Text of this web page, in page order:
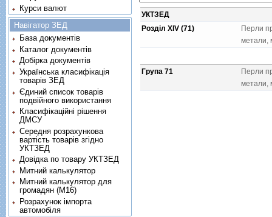
УКТЗЕД
Розділ XIV (71)
Перли
метали,
Група 71
Перли
метали,
Курси валют
Навігатор ЗЕД
База документів
Каталог документів
Добірка документів
Українська класифікація
товарів ЗЕД
Єдиний список товарів
подвійного використання
Класифікаційні рішення
ДМСУ
Середня розрахункова
вартість товарів згідно
УКТЗЕД
Довідка по товару УКТЗЕД
Митний калькулятор
Митний калькулятор для
громадян (М16)
Розрахунок імпорта
автомобіля